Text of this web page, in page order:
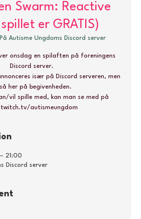
Swarm: Reactive
er GRATIS)
På Autisme Ungdoms Discord server
onsdag en spilaften på foreningens
Discord server.
især på Discord serveren, men
her på begivenheden.
vil spille med, kan man se med på
autismeungdom
21:00
Discord server